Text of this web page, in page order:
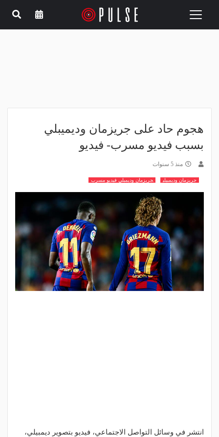
Toggle
هجوم حاد على جريزمان وديميبلي
بسبب فيديو مسرب- فيديو
منذ 5 سنوات
جريزمان وديمبيلي جريزمان وديمبلي فيديو مسرب
انتشر في وسائل التواصل الاجتماعي، فيديو بتصوير ديمبيلي،